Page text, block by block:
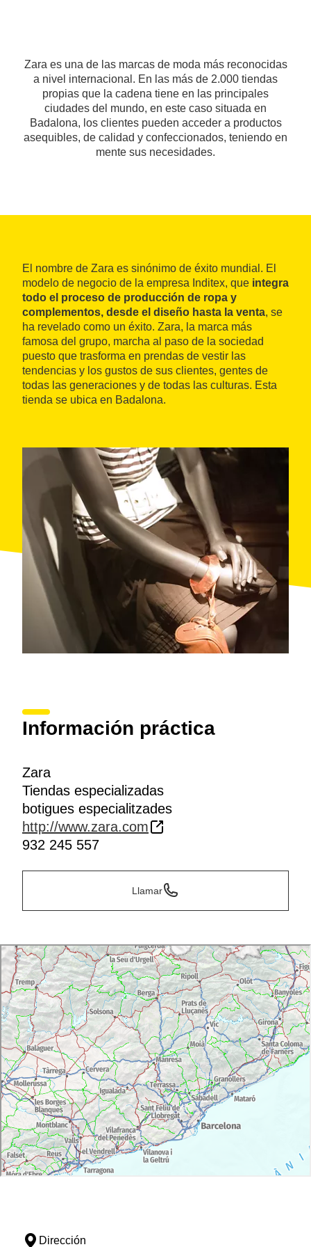
Zara es una de las marcas de moda más reconocidas
a nivel internacional. En las más de 2.000 tiendas
propias que la cadena tiene en las principales
ciudades del mundo, en este caso situada en
Badalona, los clientes pueden acceder a productos
asequibles, de calidad y confeccionados, teniendo en
mente sus necesidades.
El nombre de Zara es sinónimo de éxito mundial. El
modelo de negocio de la empresa Inditex, que integra
todo el proceso de producción de ropa y
complementos, desde el diseño hasta la venta, se
ha revelado como un éxito. Zara, la marca más
famosa del grupo, marcha al paso de la sociedad
puesto que trasforma en prendas de vestir las
tendencias y los gustos de sus clientes, gentes de
todas las generaciones y de todas las culturas. Esta
tienda se ubica en Badalona.
Información práctica
Zara
Tiendas especializadas
botigues especialitzades
http://www.zara.com
932 245 557
Llamar
Dirección